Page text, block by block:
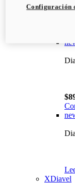
XDiavel
Configuración